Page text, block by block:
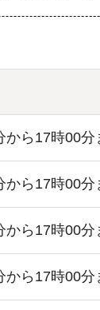
ら17時00分
ら17時00分
ら17時00分
ら17時00分